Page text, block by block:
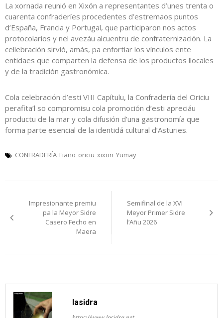
La xornada reunió en Xixón a representantes d’unes trenta o
cuarenta confraderíes procedentes d’estremaos puntos
d’España, Francia y Portugal, que participaron nos actos
protocolarios y nel avezáu alcuentru de confraternización. La
cellebración sirvió, amás, pa enfortiar los vínculos ente
entidaes que comparten la defensa de los productos llocales
y de la tradición gastronómica.
Cola celebración d’esti VIII Capítulu, la Confradería del Oriciu
perafita’l so compromisu cola promoción d’esti apreciáu
productu de la mar y cola difusión d’una gastronomía que
forma parte esencial de la identidá cultural d’Asturies.
CONFRADERÍA Fiaño oriciu xixon Yumay
pelos
artículos
Impresionante premiu
pa la Meyor Sidre
Casero Fecho en
Maera
Semifinal de la XVI
Meyor Primer Sidre
l’Añu 2026
lasidra